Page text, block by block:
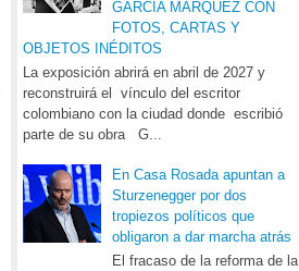
GARCÍA MÁRQUEZ CON
FOTOS, CARTAS Y
OBJETOS INÉDITOS
La exposición abrirá en abril de 2027 y
reconstruirá el vínculo del escritor
colombiano con la ciudad donde escribió
parte de su obra G...
En Casa Rosada apuntan a
Sturzenegger por dos
tropiezos políticos que
obligaron a dar marcha atrás
El fracaso de la reforma de la